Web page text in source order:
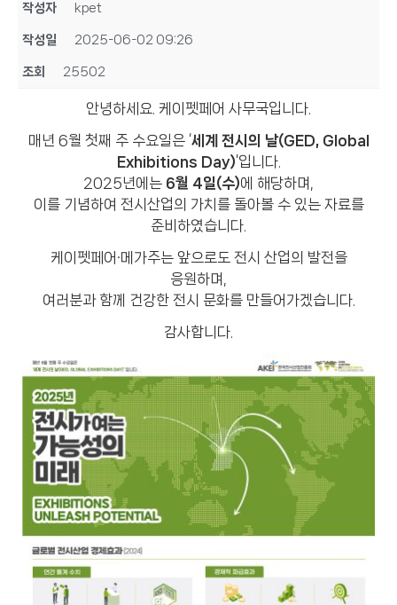
작성자 kpet
작성일 2025-06-02 09:26
조회 25502
안녕하세요. 케이펫페어 사무국입니다.
매년 6월 첫째 주 수요일은 ‘세계 전시의 날(GED, Global
Exhibitions Day)’입니다.
2025년에는 6월 4일(수)에 해당하며,
이를 기념하여 전시산업의 가치를 돌아볼 수 있는 자료를
준비하였습니다.
케이펫페어·메가주는 앞으로도 전시 산업의 발전을
응원하며,
여러분과 함께 건강한 전시 문화를 만들어가겠습니다.
감사합니다.